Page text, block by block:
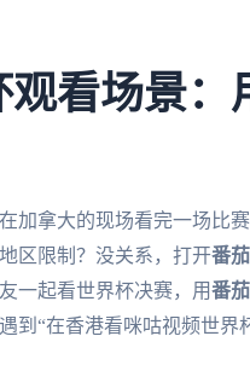
看场景：
加拿大的现场看完一场比
区限制？没关系，打开番
一起看世界杯决赛，用番
“在香港看咪咕视频世界